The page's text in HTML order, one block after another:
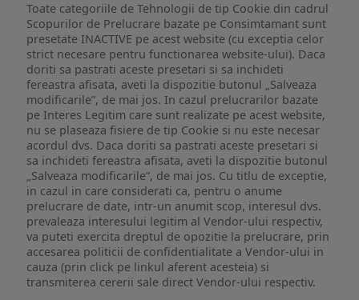
Toate categoriile de Tehnologii de tip Cookie din cadrul
Scopurilor de Prelucrare bazate pe Consimtamant sunt
presetate INACTIVE pe acest website (cu exceptia celor
strict necesare pentru functionarea website-ului). Daca
doriti sa pastrati aceste presetari si sa inchideti
fereastra afisata, aveti la dispozitie butonul „Salveaza
modificarile”, de mai jos. In cazul prelucrarilor bazate
pe Interes Legitim care sunt realizate pe acest website,
nu se plaseaza fisiere de tip Cookie si nu este necesar
acordul dvs. Daca doriti sa pastrati aceste presetari si
sa inchideti fereastra afisata, aveti la dispozitie butonul
„Salveaza modificarile”, de mai jos. Cu titlu de exceptie,
in cazul in care considerati ca, pentru o anume
prelucrare de date, intr-un anumit scop, interesul dvs.
prevaleaza interesului legitim al Vendor-ului respectiv,
va puteti exercita dreptul de opozitie la prelucrare, prin
accesarea politicii de confidentialitate a Vendor-ului in
cauza (prin click pe linkul aferent acesteia) si
transmiterea cererii sale direct Vendor-ului respectiv.